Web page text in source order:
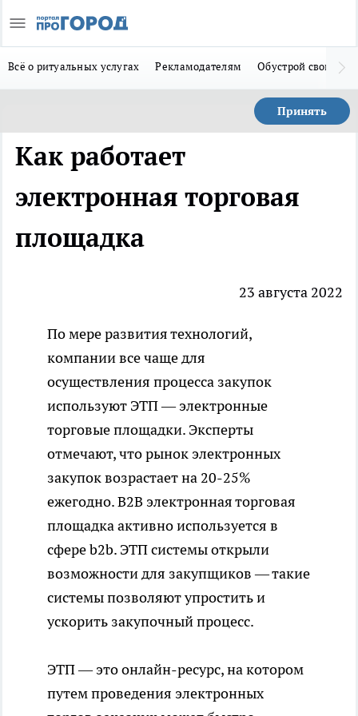
Всё о ритуальных услугах Рекламодателям Обустрой свой дом
Принять
Как работает
электронная торговая
площадка
23 августа 2022
По мере развития технологий,
компании все чаще для
осуществления процесса закупок
используют ЭТП — электронные
торговые площадки. Эксперты
отмечают, что рынок электронных
закупок возрастает на 20-25%
ежегодно. B2B электронная торговая
площадка активно используется в
сфере b2b. ЭТП системы открыли
возможности для закупщиков — такие
системы позволяют упростить и
ускорить закупочный процесс.
ЭТП — это онлайн-ресурс, на котором
путем проведения электронных